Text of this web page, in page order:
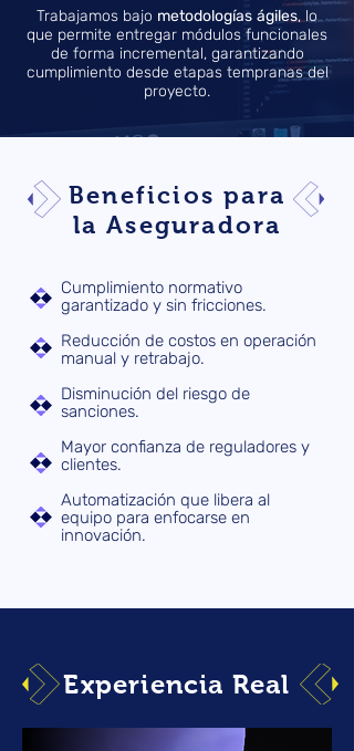
Trabajamos bajo metodologías ágiles, lo
que permite entregar módulos funcionales
de forma incremental, garantizando
cumplimiento desde etapas tempranas del
proyecto.
Beneficios para
la Aseguradora
Cumplimiento normativo
garantizado y sin fricciones.
Reducción de costos en operación
manual y retrabajo.
Disminución del riesgo de
sanciones.
Mayor confianza de reguladores y
clientes.
Automatización que libera al
equipo para enfocarse en
innovación.
Experiencia Real